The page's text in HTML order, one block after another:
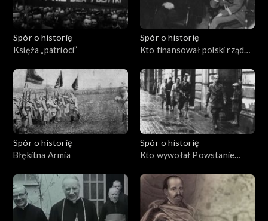
Spór o historię
Księża „patrioci”
Spór o historię
Kto finansował polski rząd
Spór o historię
Błękitna Armia
Spór o historię
Kto wywołał Powstanie